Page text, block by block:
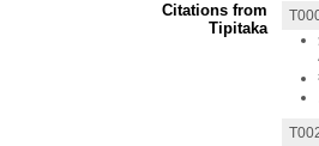
Citations from
Tipitaka